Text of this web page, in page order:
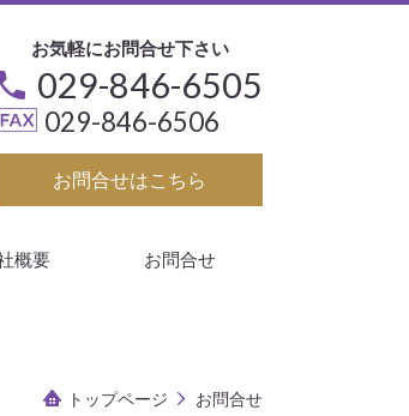
お気軽にお問合せ下さい
029-846-6505
029-846-6506
お問合せはこちら
概要 お問合せ
トップページ お問合せ